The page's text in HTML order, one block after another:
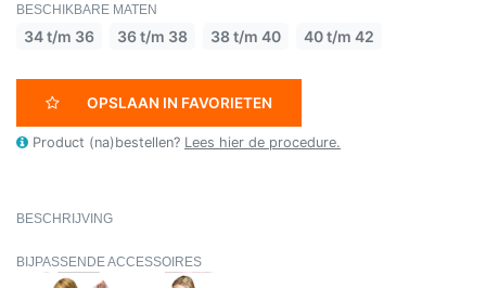
BESCHIKBARE MATEN
34 t/m 36 36 t/m 38 38 t/m 40 40 t/m 42
OPSLAAN IN FAVORIETEN
Product (na)bestellen? Lees hier de procedure.
BESCHRIJVING
BIJPASSENDE ACCESSOIRES